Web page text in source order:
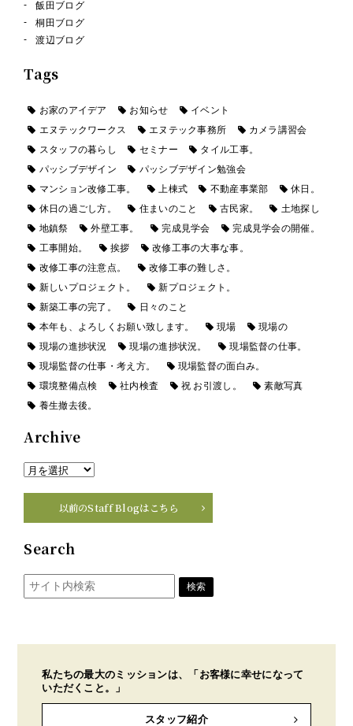
飯田ブログ
桐田ブログ
渡辺ブログ
Tags
お家のアイデア お知らせ
イベント
エヌテックワークス
エヌテック事務所
カメラ講習会
スタッフの暮らし
セミナー
タイル工事。
パッシブデザイン
パッシブデザイン勉強会
マンション改修工事。
上棟式 不動産事業部
休日。
休日の過ごし方。
住まいのこと 古民家。
土地探し
地鎮祭
外壁工事。 完成見学会
完成見学会の開催。
工事開始。
挨拶
改修工事の大事な事。
改修工事の注意点。
改修工事の難しさ。
新しいプロジェクト。
新プロジェクト。
新築工事の完了。
日々のこと
本年も、よろしくお願い致します。
現場
現場の
現場の進捗状況
現場の進捗状況。
現場監督の仕事。
現場監督の仕事・考え方。
現場監督の面白み。
環境整備点検
社内検査 祝 お引渡し。
素敵写真
養生撤去後。
Archive
以前のStaff Blogはこちら
Search
私たちの最大のミッションは、「お客様に幸せになって
いただくこと。」
スタッフ紹介